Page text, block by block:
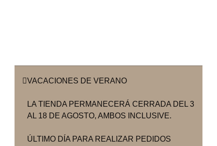
VACACIONES DE VERANO
LA TIENDA PERMANECERÁ CERRADA DEL 3
AL 18 DE AGOSTO, AMBOS INCLUSIVE.
ÚLTIMO DÍA PARA REALIZAR PEDIDOS